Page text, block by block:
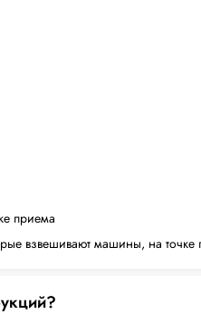
приема
взвешивают машины, на точке